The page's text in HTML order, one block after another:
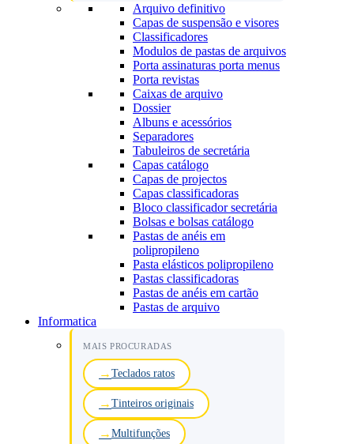
Arquivo definitivo
Capas de suspensão e visores
Classificadores
Modulos de pastas de arquivos
Porta assinaturas porta menus
Porta revistas
Caixas de arquivo
Dossier
Albuns e acessórios
Separadores
Tabuleiros de secretária
Capas catálogo
Capas de projectos
Capas classificadoras
Bloco classificador secretária
Bolsas e bolsas catálogo
Pastas de anéis em
polipropileno
Pasta elásticos polipropileno
Pastas classificadoras
Pastas de anéis em cartão
Pastas de arquivo
Informatica
MAIS PROCURADAS
Teclados ratos
Tinteiros originais
Multifunções